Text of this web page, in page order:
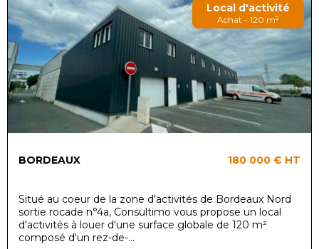
Local d'activité
Achat - 120 m²
BORDEAUX 180 000 € HT
Situé au coeur de la zone d'activités de Bordeaux Nord
sortie rocade n°4a, Consultimo vous propose un local
d'activités à louer d'une surface globale de 120 m²
composé d'un rez-de-...